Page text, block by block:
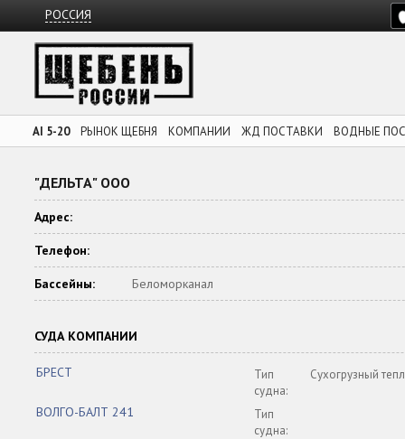
РОССИЯ
AI 5-20 РЫНОК ЩЕБНЯ КОМПАНИИ ЖД ПОСТАВКИ ВОДНЫЕ
"ДЕЛЬТА" ООО
Адрес:
Телефон:
Бассейны: Беломорканал
СУДА КОМПАНИИ
БРЕСТ
Тип
судна:
Сухогрузный
ВОЛГО-БАЛТ 241
Тип
судна: